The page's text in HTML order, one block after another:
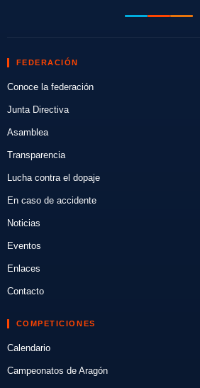
FEDERACIÓN
Conoce la federación
Junta Directiva
Asamblea
Transparencia
Lucha contra el dopaje
En caso de accidente
Noticias
Eventos
Enlaces
Contacto
COMPETICIONES
Calendario
Campeonatos de Aragón